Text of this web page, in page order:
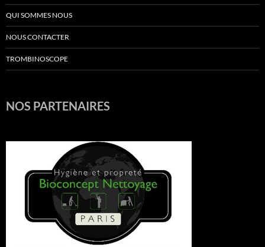
QUI SOMMES NOUS
NOUS CONTACTER
TROMBINOSCOPE
NOS PARTENAIRES